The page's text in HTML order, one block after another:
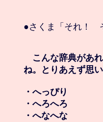
●さくま「それ！　
こんな辞典があ
ね。とりあえず思
・へっぴり
・へろへろ
・へなへな